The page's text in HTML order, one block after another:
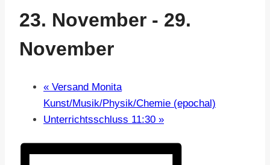
23. November - 29.
November
« Versand Monita
Kunst/Musik/Physik/Chemie (epochal)
Unterrichtsschluss 11:30 »